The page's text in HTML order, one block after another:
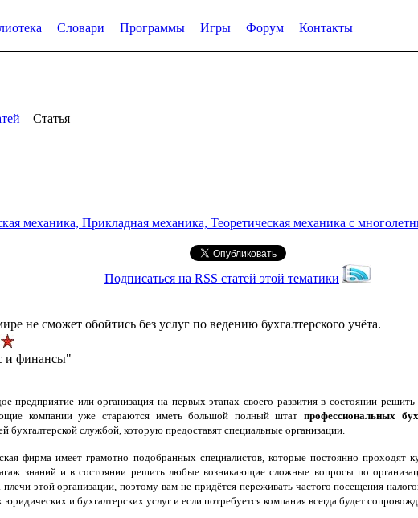
Словари Программы Игры Форум Контакты
Статья
механика, Прикладная механика, Теоретическая механика с
Подписаться на RSS статей этой тематики
не сможет обойтись без услуг по ведению бухгалтерского учёта.
и финансы"
предприятие или организация на первых этапах своего развития в состоянии
компании уже стараются иметь большой полный штат профессиональных
бухгалтерской службой, которую предоставят специальные организации.
фирма имеет грамотно подобранных специалистов, которые постоянно
знаний и в состоянии решить любые возникающие сложные вопросы по
плечи этой организации, поэтому вам не придётся переживать частого посещения
юридических и бухгалтерских услуг и если потребуется компания всегда будет